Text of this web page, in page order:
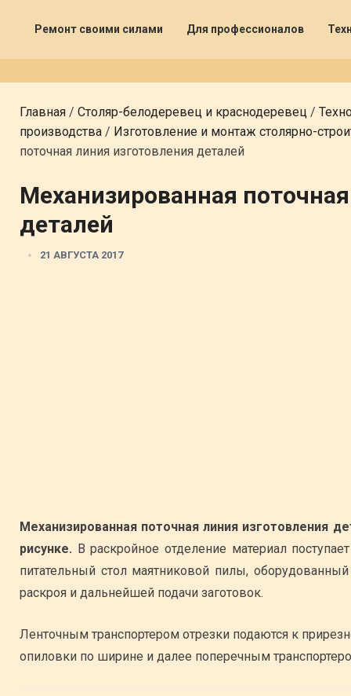
Ремонт своими силами Для профессионалов
Главная / Столяр-белодеревец и краснодеревец /
производства / Изготовление и монтаж столярно-
поточная линия изготовления деталей
Механизированная
деталей
21 АВГУСТА 2017
Механизированная поточная линия изготовления
рисунке. В раскройное отделение материал
питательный стол маятниковой пилы,
раскроя и дальнейшей подачи заготовок.
Ленточным транспортером отрезки подаются к
опиловки по ширине и далее поперечным